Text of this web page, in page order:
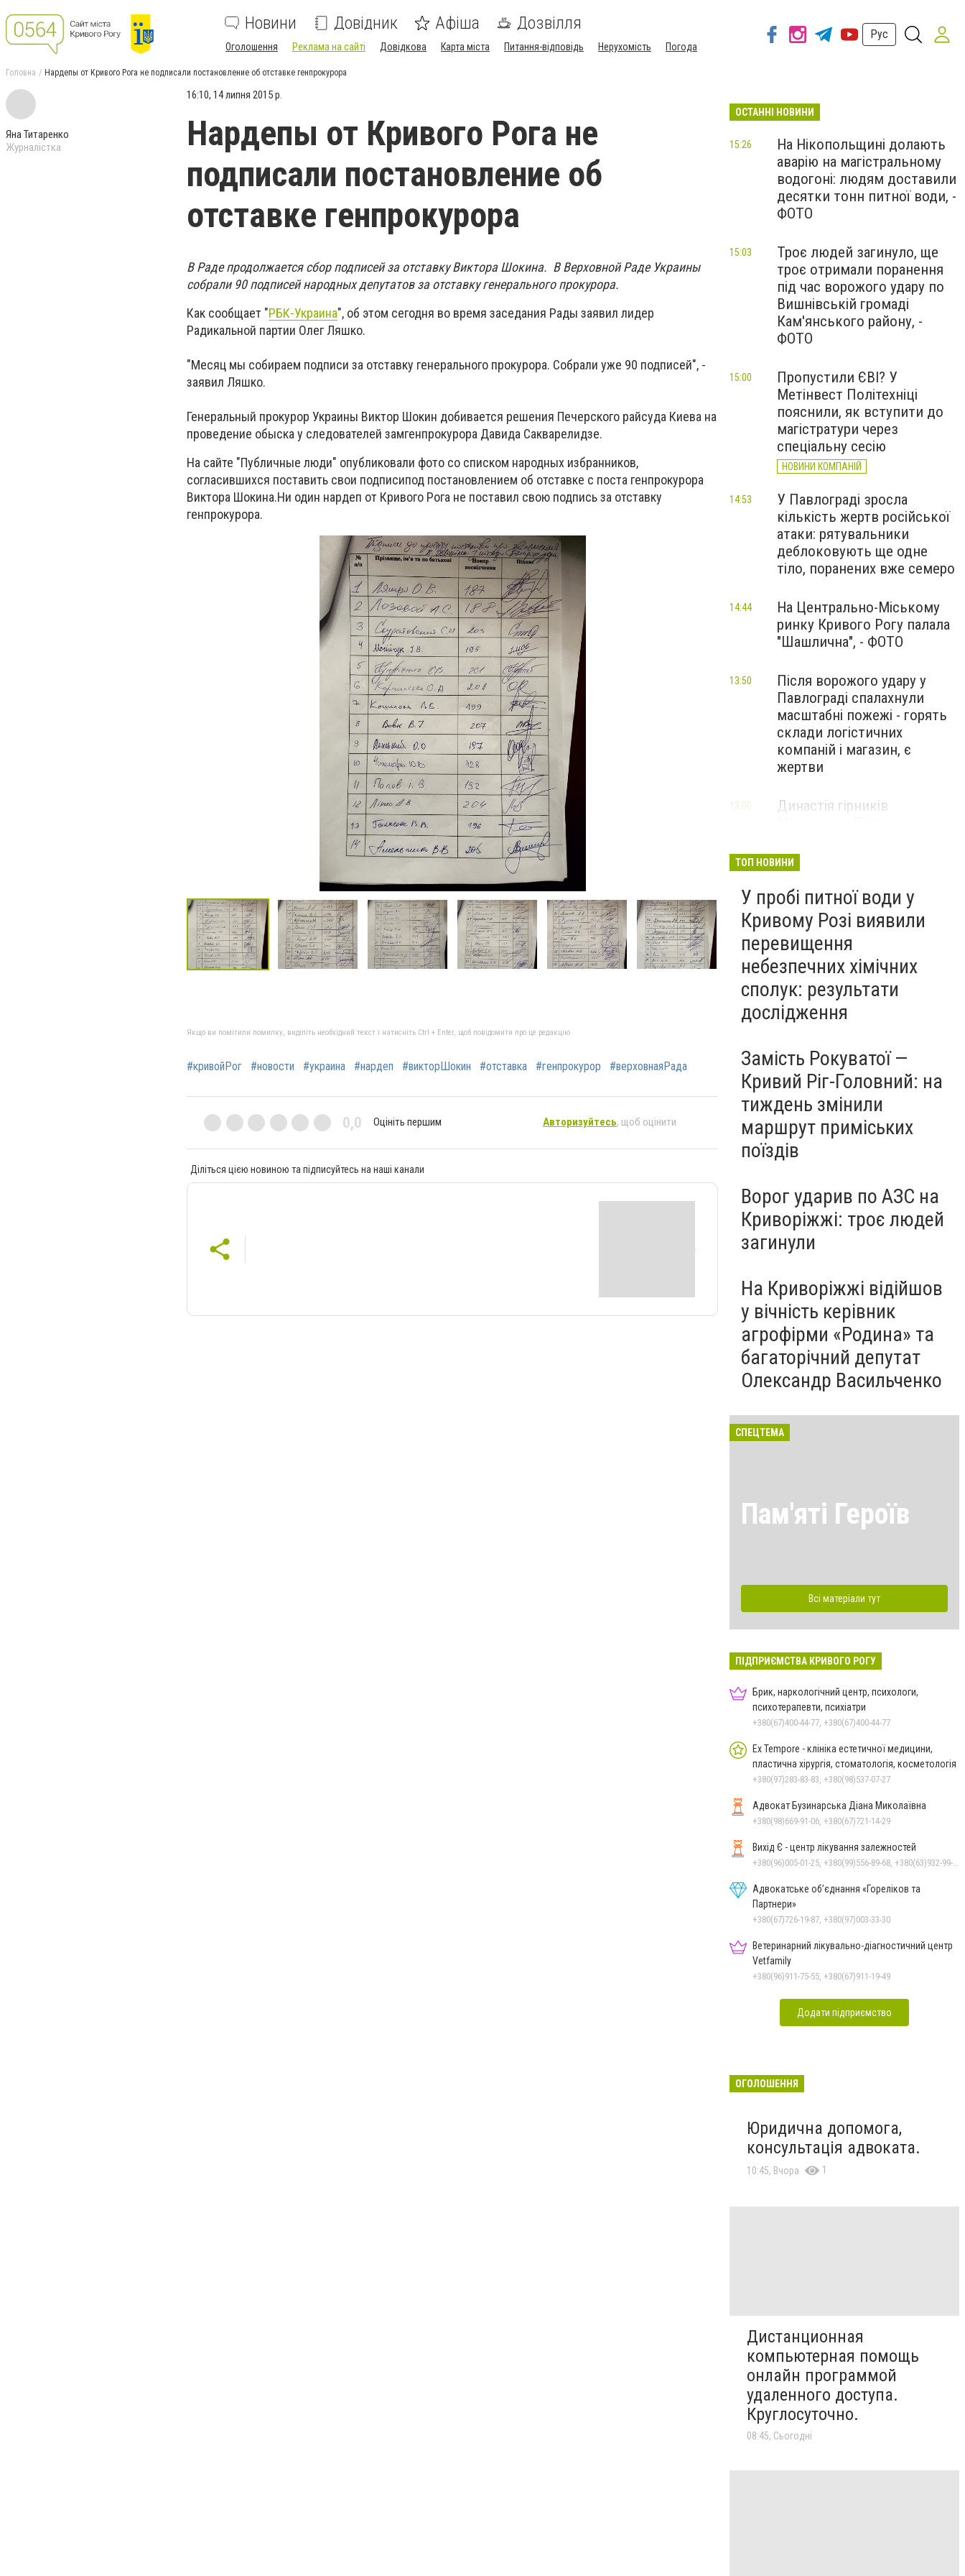
Новини Довідник Афіша Дозвілля
Оголошення Реклама на сайті Довідкова Карта міста Питання-відповідь Нерухомість Погода
Рус
Головна Нардепы от Кривого Рога не подписали постановление об отставке генпрокурора
Яна Титаренко
Журналістка
16:10, 14 липня 2015 р.
Нардепы от Кривого Рога не
подписали постановление об
отставке генпрокурора
В Раде продолжается сбор подписей за отставку Виктора Шокина. В Верховной Раде Украины
собрали 90 подписей народных депутатов за отставку генерального прокурора.
Как сообщает "РБК-Украина", об этом сегодня во время заседания Рады заявил лидер
Радикальной партии Олег Ляшко.
"Месяц мы собираем подписи за отставку генерального прокурора. Собрали уже 90 подписей", -
заявил Ляшко.
Генеральный прокурор Украины Виктор Шокин добивается решения Печерского райсуда Киева на
проведение обыска у следователей замгенпрокурора Давида Сакварелидзе.
На сайте "Публичные люди" опубликовали фото со списком народных избранников,
согласившихся поставить свои подписипод постановлением об отставке с поста генпрокурора
Виктора Шокина.Ни один нардеп от Кривого Рога не поставил свою подпись за отставку
генпрокурора.
Якщо ви помітили помилку, виділіть необхідний текст і натисніть Ctrl + Enter, щоб повідомити про це редакцію
#кривойРог #новости #украина #нардеп #викторШокин #отставка #генпрокурор #верховнаяРада
0,0 Оцініть першим Авторизуйтесь, щоб оцінити
Діліться цією новиною та підписуйтесь на наші канали
ОСТАННІ НОВИНИ
На Нікопольщині долають
аварію на магістральному
водогоні: людям доставили
десятки тонн питної води, -
ФОТО
15:26
Троє людей загинуло, ще
троє отримали поранення
під час ворожого удару по
Вишнівській громаді
Кам'янського району, -
ФОТО
15:03
Пропустили ЄВІ? У
Метінвест Політехніці
пояснили, як вступити до
магістратури через
спеціальну сесію
НОВИНИ КОМПАНІЙ
15:00
У Павлограді зросла
кількість жертв російської
атаки: рятувальники
деблоковують ще одне
тіло, поранених вже семеро
14:53
На Центрально-Міському
ринку Кривого Рогу палала
"Шашлична", - ФОТО
14:44
Після ворожого удару у
Павлограді спалахнули
масштабні пожежі - горять
склади логістичних
компаній і магазин, є
жертви
13:50
Династія гірників
поколінь там, де панує
повага
НОВИНИ КОМПАНІЙ
13:00
Літній відпочинок 2026 у
Кривому Розі
ПАРТНЕРСЬКИЙ СПЕЦПРОЄКТ
13:00
ТОП НОВИНИ
У пробі питної води у
Кривому Розі виявили
перевищення
небезпечних хімічних
сполук: результати
дослідження
Замість Рокуватої —
Кривий Ріг-Головний: на
тиждень змінили
маршрут приміських
поїздів
Ворог ударив по АЗС на
Криворіжжі: троє людей
загинули
На Криворіжжі відійшов
у вічність керівник
агрофірми «Родина» та
багаторічний депутат
Олександр Васильченко
СПЕЦТЕМА
Пам'яті Героїв
Всі матеріали тут
ПІДПРИЄМСТВА КРИВОГО РОГУ
Брик, наркологічний центр, психологи,
психотерапевти, психіатри
+380(67)400-44-77, +380(67)400-44-77
Ex Tempore - клініка естетичної медицини,
пластична хірургія, стоматологія, косметологія
+380(97)283-83-83, +380(98)537-07-27
Адвокат Бузинарська Діана Миколаївна
+380(98)669-91-06, +380(67)721-14-29
Вихід Є - центр лікування залежностей
Адвокатське об’єднання «Гореліков та
Партнери»
+380(67)726-19-87, +380(97)003-33-30
Ветеринарний лікувально-діагностичний центр
Vetfamily
+380(96)911-75-55, +380(67)911-19-49
Додати підприємство
ОГОЛОШЕННЯ
Юридична допомога,
консультація адвоката.
10:45, Вчора 1
Дистанционная
компьютерная помощь
онлайн программой
удаленного доступа.
Круглосуточно.
08:45, Сьогодні